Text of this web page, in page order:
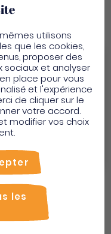
et trouver des
le mode “sur
place
utilisons
que les cookies,
proposer des
sociaux et analyser
place pour vous
et l'expérience
de cliquer sur le
votre accord.
modifier vos choix
les